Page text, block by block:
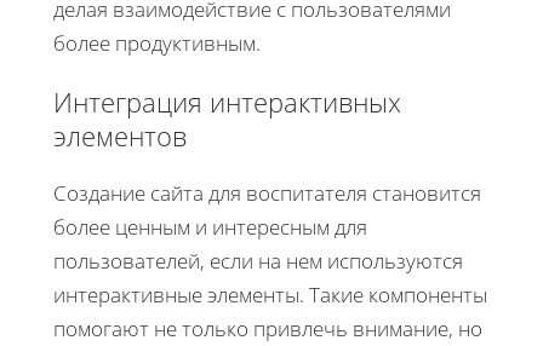
делая взаимодействие с пользователями
более продуктивным.
Интеграция интерактивных
элементов
Создание сайта для воспитателя становится
более ценным и интересным для
пользователей, если на нем используются
интерактивные элементы. Такие компоненты
помогают не только привлечь внимание, но